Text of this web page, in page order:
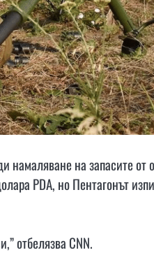
намаляване на запасите от
PDA, но Пентагонът
отбелязва CNN.